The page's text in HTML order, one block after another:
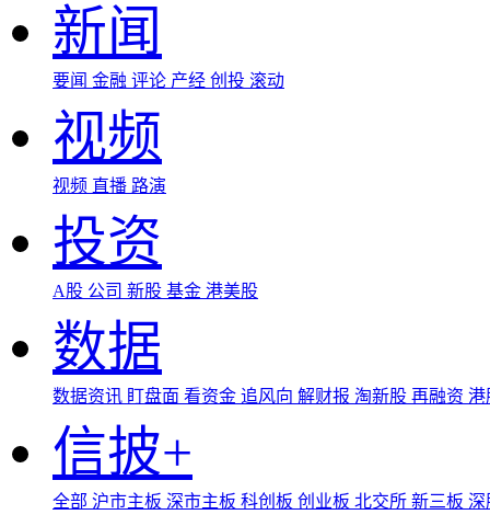
新闻
要闻 金融 评论 产经 创投 滚动
视频
视频 直播 路演
投资
A股 公司 新股 基金 港美股
数据
数据资讯 盯盘面 看资金 追风向 解财报 淘新股 再融资
信披+
全部 沪市主板 深市主板 科创板 创业板 北交所 新三板